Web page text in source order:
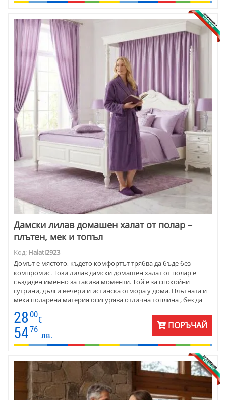
Дамски лилав домашен халат от полар –
плътен, мек и топъл
Код: Halati2923
Домът е мястото, където комфортът трябва да бъде без
компромис. Този лилав дамски домашен халат от полар е
създаден именно за такива моменти. Той е за спокойни
сутрини, дълги вечери и истинска отмора у дома. Плътната и
мека поларена материя осигурява отлична топлина , без да
и уют в интериора. Халатът приляга удобно на тялото,
обгръща го меко и създава усещане за грижа и спокойствие.
Подходящ е за жени, които ценят топлината , практичността и
естетиката в домашната си среда.
28 00
€
5476
лв.
ПОРЪЧАЙ